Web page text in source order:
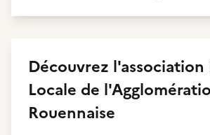
Découvrez l'association
Locale de
Rouennaise